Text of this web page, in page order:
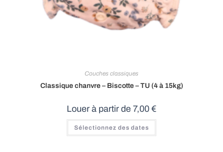
Couches classiques
Classique chanvre – Biscotte – TU (4 à 15kg)
Louer à partir de 7,00 €
Sélectionnez des dates